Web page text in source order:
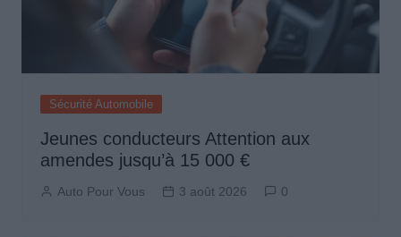
Sécurité Automobile
Jeunes conducteurs Attention aux
amendes jusqu’à 15 000 €
Auto Pour Vous 3 août 2026 0